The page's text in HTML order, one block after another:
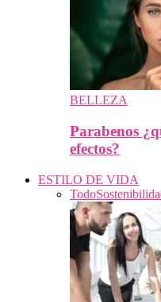
BELLEZA
Parabenos
efectos?
ESTILO DE VIDA
Todo